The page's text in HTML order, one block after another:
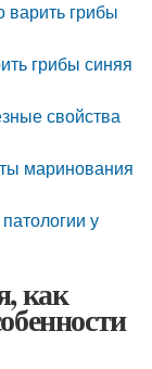
варить грибы
грибы синяя
свойства
маринования
у
как